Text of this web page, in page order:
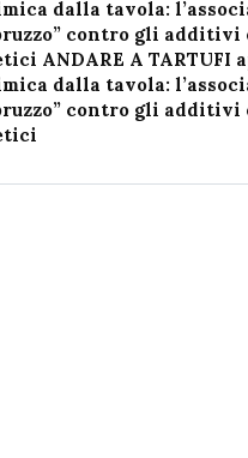
dalla tavola:
contro gli additivi
ANDARE A TARTUFI
dalla tavola:
contro gli additivi